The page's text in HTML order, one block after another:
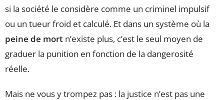
si la société le considère comme un criminel impulsif
ou un tueur froid et calculé. Et dans un système où la
peine de mort n’existe plus, c’est le seul moyen de
graduer la punition en fonction de la dangerosité
réelle.
Mais ne vous y trompez pas : la justice n’est pas une